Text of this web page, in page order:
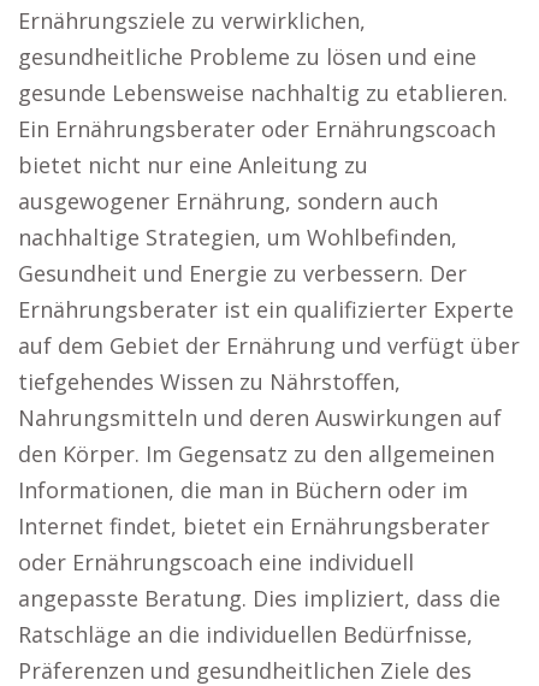
Ernährungsziele zu verwirklichen,
gesundheitliche Probleme zu lösen und eine
gesunde Lebensweise nachhaltig zu etablieren.
Ein Ernährungsberater oder Ernährungscoach
bietet nicht nur eine Anleitung zu
ausgewogener Ernährung, sondern auch
nachhaltige Strategien, um Wohlbefinden,
Gesundheit und Energie zu verbessern. Der
Ernährungsberater ist ein qualifizierter Experte
auf dem Gebiet der Ernährung und verfügt über
tiefgehendes Wissen zu Nährstoffen,
Nahrungsmitteln und deren Auswirkungen auf
den Körper. Im Gegensatz zu den allgemeinen
Informationen, die man in Büchern oder im
Internet findet, bietet ein Ernährungsberater
oder Ernährungscoach eine individuell
angepasste Beratung. Dies impliziert, dass die
Ratschläge an die individuellen Bedürfnisse,
Präferenzen und gesundheitlichen Ziele des